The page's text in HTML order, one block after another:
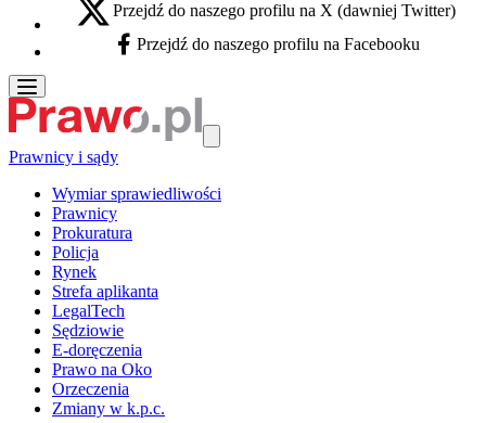
X - otwiera się w nowej karcie
Przejdź do naszego profilu na X (dawniej Twitter)
Facebook - otwiera się w nowej karcie
Przejdź do naszego profilu na Facebooku
Prawnicy i sądy
Wymiar sprawiedliwości
Prawnicy
Prokuratura
Policja
Rynek
Strefa aplikanta
LegalTech
Sędziowie
E-doręczenia
Prawo na Oko
Orzeczenia
Zmiany w k.p.c.